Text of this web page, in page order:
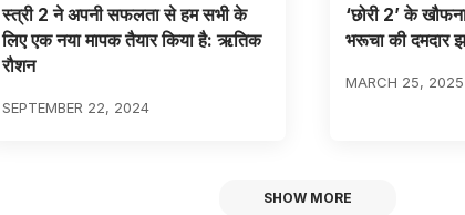
स्त्री 2 ने अपनी सफलता से हम सभी के
लिए एक नया मापक तैयार किया है: ऋतिक
रौशन
SEPTEMBER 22, 2024
‘छोरी 2’ के
भरूचा की दमदार
MARCH 25, 2025
SHOW MORE